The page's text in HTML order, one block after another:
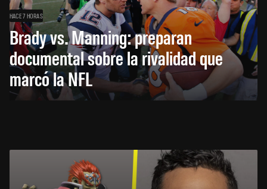
HACE 7 HORAS
Brady vs. Manning: preparan
documental sobre la rivalidad que
marcó la NFL